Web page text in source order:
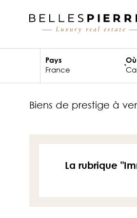
Pays
biens de prestige à
La rubrique